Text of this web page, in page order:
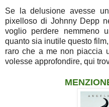
Se la delusione avesse
pixelloso di Johnny Depp
voglio perdere nemmeno
quanto sia inutile questo
raro che a me non piaccia
volesse approfondire, qui